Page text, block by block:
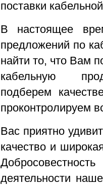
поставки
В настоящее
предложений по
найти то, что Вам
кабельную
подберем
проконтролируем
Вас приятно
качество и
деятельности